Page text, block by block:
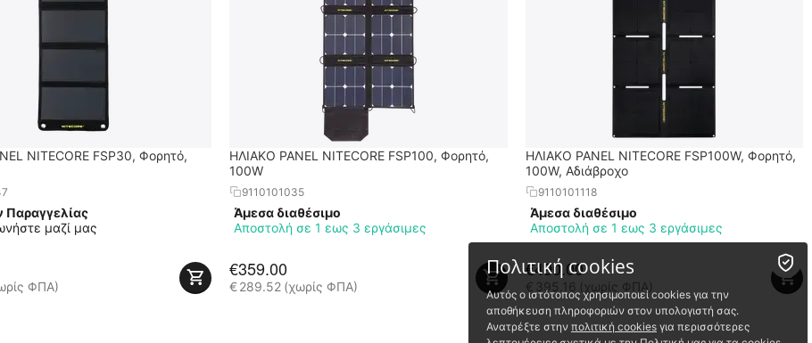
NITECORE FSP30, Φορητό,
Παραγγελίας
μαζί μας
ΦΠΑ)
ΗΛΙΑΚΟ PANEL NITECORE FSP100, Φορητό,
100W
9110101035
Άμεσα διαθέσιμο
Αποστολή σε 1 εως 3 εργάσιμες
€359.00
€289.52 (χωρίς ΦΠΑ)
ΗΛΙΑΚΟ PANEL NITECORE FSP100W, Φορητό,
100W, Αδιάβροχο
9110101118
Άμεσα διαθέσιμο
Αποστολή σε 1 εως 3 εργάσιμες
€490.00
€ 395.16 (χωρίς ΦΠΑ)
Πολιτική cookies
Αυτός ο ιστότοπος χρησιμοποιεί cookies για την
αποθήκευση πληροφοριών στον υπολογιστή σας.
Ανατρέξτε στην πολιτική cookies για περισσότερες